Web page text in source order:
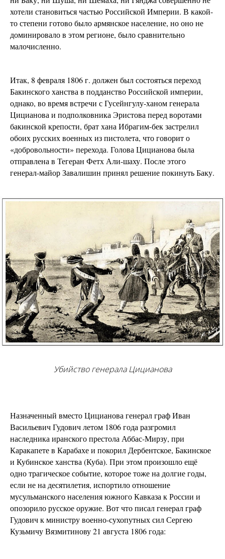
хотели становиться частью Российской Империи. В какой-
то степени готово было армянское население, но оно не
доминировало в этом регионе, было сравнительно
малочисленно.
Итак, 8 февраля 1806 г. должен был состояться переход
Бакинского ханства в подданство Российской империи,
однако, во время встречи с Гусейнгулу-ханом генерала
Цицианова и подполковника Эристова перед воротами
бакинской крепости, брат хана Ибрагим-бек застрелил
обоих русских военных из пистолета, что говорит о
«добровольности» перехода. Голова Цицианова была
отправлена в Тегеран Фетх Али-шаху. После этого
генерал-майор Завалишин принял решение покинуть Баку.
Убийство генерала Цицианова
Назначенный вместо Цицианова генерал граф Иван
Васильевич Гудович летом 1806 года разгромил
наследника иранского престола Аббас-Мирзу, при
Каракапете в Карабахе и покорил Дербентское, Бакинское
и Кубинское ханства (Куба). При этом произошло ещё
одно трагическое событие, которое тоже на долгие годы,
если не на десятилетия, испортило отношение
мусульманского населения южного Кавказа к России и
опозорило русское оружие. Вот что писал генерал граф
Гудович к министру военно-сухопутных сил Сергею
Кузьмичу Вязмитинову 21 августа 1806 года: